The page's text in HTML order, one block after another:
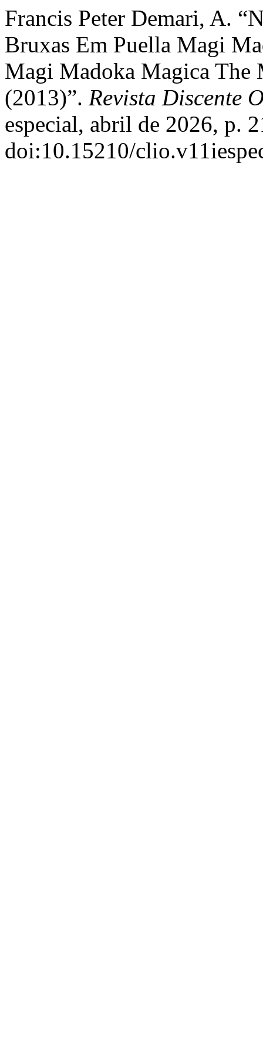
Francis Peter Demari, A.
Bruxas Em Puella Magi
Magi Madoka Magica
(2013)”. Revista Discente
especial, abril de 2026, p.
doi:10.15210/